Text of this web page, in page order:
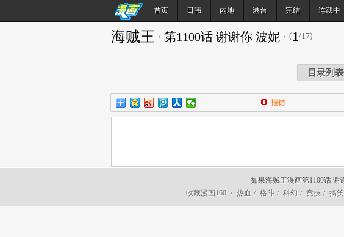
首页 日韩 内地 港台 完结 连载中
海贼王 / 第1100话 谢谢你 波妮 / (1/17)
目录列表
报错
如果海贼王漫画第1100话 谢
收藏漫画160
/ 热血 / 格斗 / 科幻 / 竞技 / 搞笑